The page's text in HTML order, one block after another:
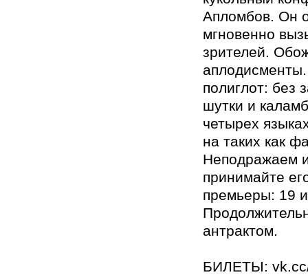
Апломбов. Он
мгновенно
зрителей.
полиглот: без
шутки и
четырех
на таких как
Неподражаем
принимайте
премьеры: 19
антрактом.
БИЛЕТЫ: